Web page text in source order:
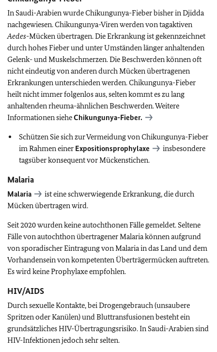
In Saudi-Arabien wurde Chikungunya-Fieber bisher in Djidda
nachgewiesen. Chikungunya-Viren werden von tagaktiven
Aedes-Mücken übertragen. Die Erkrankung ist gekennzeichnet
durch hohes Fieber und unter Umständen länger anhaltenden
Gelenk- und Muskelschmerzen. Die Beschwerden können oft
nicht eindeutig von anderen durch Mücken übertragenen
Erkrankungen unterschieden werden. Chikungunya-Fieber
heilt nicht immer folgenlos aus, selten kommt es zu lang
anhaltenden rheuma-ähnlichen Beschwerden. Weitere
Informationen sieheChikungunya-Fieber.
Schützen Sie sich zur Vermeidung von Chikungunya-Fieber
im Rahmen einer Expositionsprophylaxe
insbesondere
tagsüber konsequent vor Mückenstichen.
Malaria
Malaria
ist eine schwerwiegende Erkrankung, die durch
Mücken übertragen wird.
Seit 2020 wurden keine autochthonen Fälle gemeldet. Seltene
Fälle von autochthon übertragener Malaria können aufgrund
von sporadischer Eintragung von Malaria in das Land und dem
Vorhandensein von kompetenten Überträgermücken auftreten.
Es wird keine Prophylaxe empfohlen.
HIV/AIDS
Durch sexuelle Kontakte, bei Drogengebrauch (unsaubere
Spritzen oder Kanülen) und Bluttransfusionen besteht ein
grundsätzliches HIV-Übertragungsrisiko. In Saudi-Arabien sind
HIV-Infektionen jedoch sehr selten.